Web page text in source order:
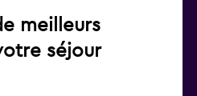
meilleurs
séjour